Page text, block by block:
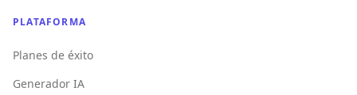
PLATAFORMA
Planes de éxito
Generador IA